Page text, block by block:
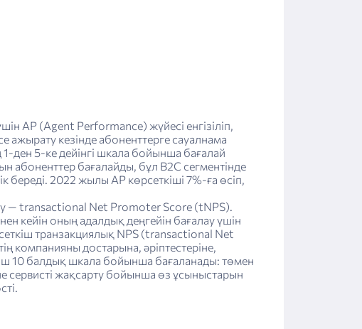
АР (Agent Performance) жүйесі енгізіліп,
ажырату кезінде абоненттерге сауалнама
ден 5-ке дейінгі шкала бойынша бағалай
абоненттер бағалайды, бұл В2С сегментінде
береді. 2022 жылы АР көрсеткіші 7%-ға өсіп,
— transactional Net Promoter Score (tNPS).
кейін оның адалдық деңгейін бағалау үшін
транзакциялық NPS (transactional Net
компанияны достарына, әріптестеріне,
10 балдық шкала бойынша бағаланады: төмен
сервисті жақсарту бойынша өз ұсыныстарын